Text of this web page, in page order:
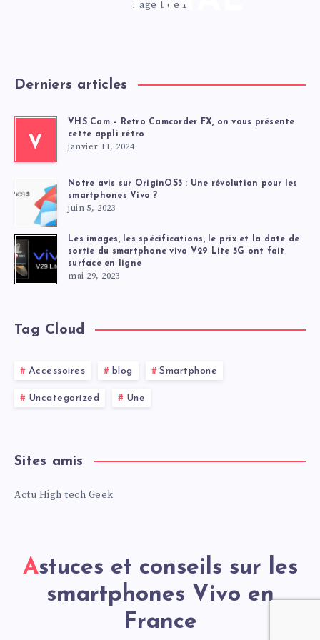
Page 1 de 1
Derniers articles
V
VHS Cam – Retro Camcorder FX, on vous présente
cette appli rétro
janvier 11, 2024
Notre avis sur OriginOS3 : Une révolution pour les
smartphones Vivo ?
juin 5, 2023
Les images, les spécifications, le prix et la date de
sortie du smartphone vivo V29 Lite 5G ont fait
surface en ligne
mai 29, 2023
Tag Cloud
Accessoires blog Smartphone
Uncategorized Une
Sites amis
Actu High tech Geek
Astuces et conseils sur les
smartphones Vivo en
France